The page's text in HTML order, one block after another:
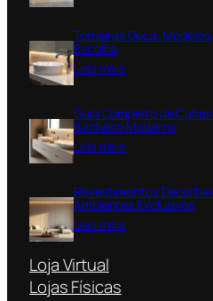
r
e
a
n
a
t
s
D
e
Torneiras Deca:
Escolha
Leia mais:
r
n
e
r
a
s
D
Guia Completo de
Banheiro Moderno
Leia mais:
i
a
C
Revestimentos
Ambientes Exclusivos
Leia mais:
Loja Virtual
Lojas Físicas